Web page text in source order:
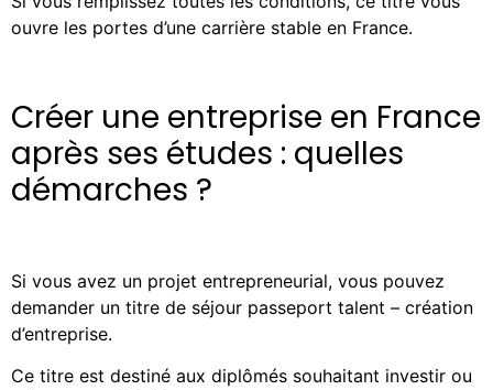
ouvre les portes d’une carrière stable en France.
Créer une entreprise en France
après ses études : quelles
démarches ?
Si vous avez un projet entrepreneurial, vous pouvez
demander un titre de séjour passeport talent – création
d’entreprise.
Ce titre est destiné aux diplômés souhaitant investir ou